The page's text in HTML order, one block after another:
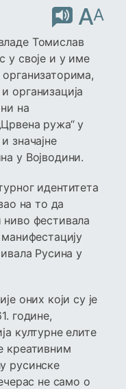
AA
Томислав
у своје и у име
организација
на
ружа“ у
значајне
у Војводини.
идентитета
на то да
фестивала
Русина у
оних који су је
године,
културне елите
креативним
русинске
не само о